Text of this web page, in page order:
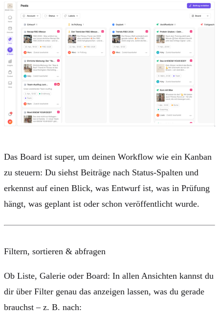
Das Board ist super, um deinen Workflow wie ein Kanban
zu steuern: Du siehst Beiträge nach Status-Spalten und
erkennst auf einen Blick, was Entwurf ist, was in Prüfung
hängt, was geplant ist oder schon veröffentlicht wurde.
Filtern, sortieren & abfragen
Ob Liste, Galerie oder Board: In allen Ansichten kannst du
dir über Filter genau das anzeigen lassen, was du gerade
brauchst – z. B. nach: